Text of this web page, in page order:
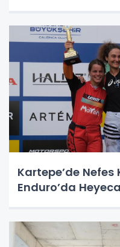
Kartepe’de Nefes
Enduro’da